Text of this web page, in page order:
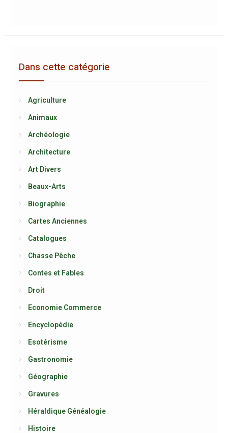
Dans cette catégorie
Agriculture
Animaux
Archéologie
Architecture
Art Divers
Beaux-Arts
Biographie
Cartes Anciennes
Catalogues
Chasse Pêche
Contes et Fables
Droit
Economie Commerce
Encyclopédie
Esotérisme
Gastronomie
Géographie
Gravures
Héraldique Généalogie
Histoire